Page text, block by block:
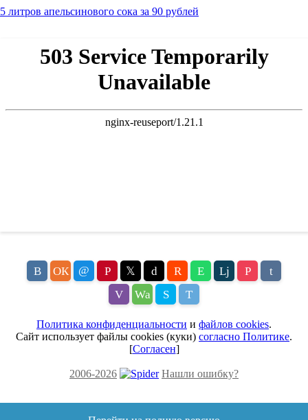
5 литров апельсинового сока за 90 рублей
В ОК @ P 𝕏 d R E Lj P
t
V
Wa S T
Политика конфиденциальности и файлов cookies.
Сайт использует файлы cookies (куки) согласно Политике.
[Согласен]
2006-2026 Нашли ошибку?